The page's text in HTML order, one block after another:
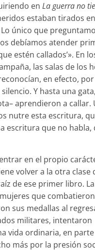
enLa guerra no
estaban tirados
único que
debíamos atender
estén callados’». En
las salas de los
en efecto,
Y hasta una
aprendieron a callar.
nutre esta escritura,
escritura que no habla,
en el propio
volver a la otra clase
de ese primer libro.
que
sus medallas al
militares, intentaron
vida ordinaria, en
más por la presión